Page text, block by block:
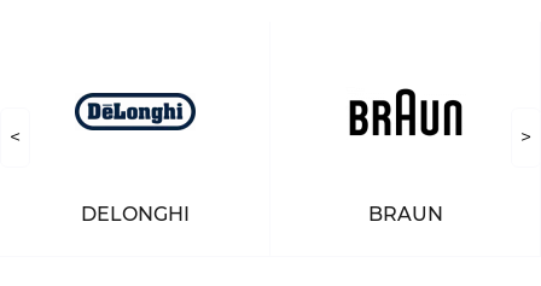
<
DELONGHI BRAUN
>